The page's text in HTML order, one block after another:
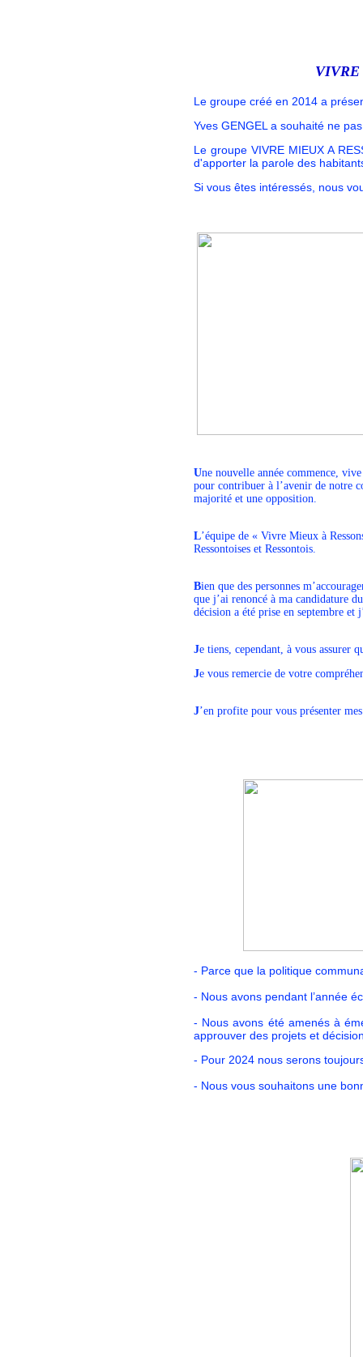
VIVRE
Le groupe créé en 2014 a
Yves GENGEL a souhaité ne
Le groupe VIVRE MIEUX A
d'apporter la parole des
Si vous êtes intéressés, nous
Une nouvelle année commence,
pour contribuer à l’avenir de notre
majorité et une opposition.
L’équipe de « Vivre Mieux à
Ressontoises et Ressontois.
Bien que des personnes
que j’ai renoncé à ma candidature
décision a été prise en septembre
Je tiens, cependant, à vous assurer
Je vous remercie de votre
J’en profite pour vous présenter
- Parce que la politique
- Nous avons pendant l’année
- Nous avons été amenés à
approuver des projets et
- Pour 2024 nous serons
- Nous vous souhaitons une